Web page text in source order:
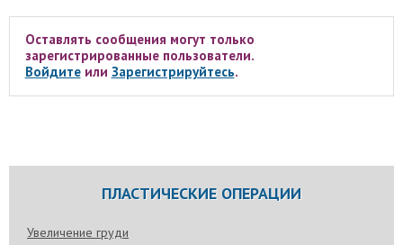
Оставлять сообщения могут только
зарегистрированные пользователи.
Войдитеили Зарегистрируйтесь.
ПЛАСТИЧЕСКИЕ ОПЕРАЦИИ
Увеличение груди